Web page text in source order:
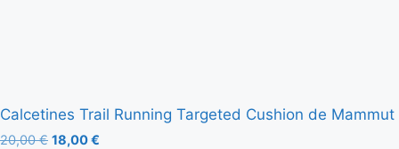
Calcetines Trail Running Targeted Cushion de Mammut
20,00€ 18,00€